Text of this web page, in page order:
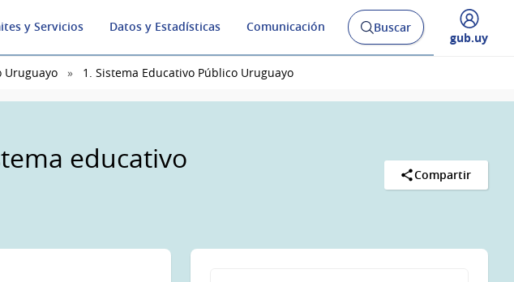
y Servicios Datos y Estadísticas Comunicación
Abrir
buscador
Buscar
Desplegar
gub.uy
Uruguayo 1. Sistema Educativo Público Uruguayo
educativo
Compartir